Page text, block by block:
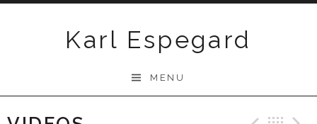
Karl Espegard
MENU